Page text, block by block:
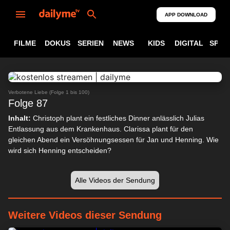
APP DOWNLOAD
FILME DOKUS SERIEN NEWS KIDS DIGITAL
Verbotene Liebe (Folge 1 bis 100)
Folge 87
Inhalt: Christoph plant ein festliches Dinner anlässlich Julias
Entlassung aus dem Krankenhaus. Clarissa plant für den
gleichen Abend ein Versöhnungsessen für Jan und Henning. Wie
wird sich Henning entscheiden?
Alle Videos der Sendung
Weitere Videos dieser Sendung